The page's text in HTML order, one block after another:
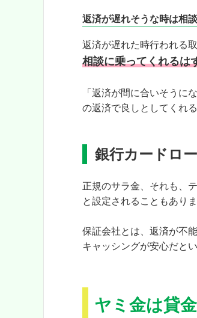
返済が遅れそうな時は相
返済が遅れた時行われる
相談に乗ってくれるは
「返済が間に合いそうに
の返済で良しとしてくれ
銀行カードロ
正規のサラ金、それも、
と設定されることもありま
保証会社とは、返済が不
キャッシングが安心だと
ヤミ金は貸